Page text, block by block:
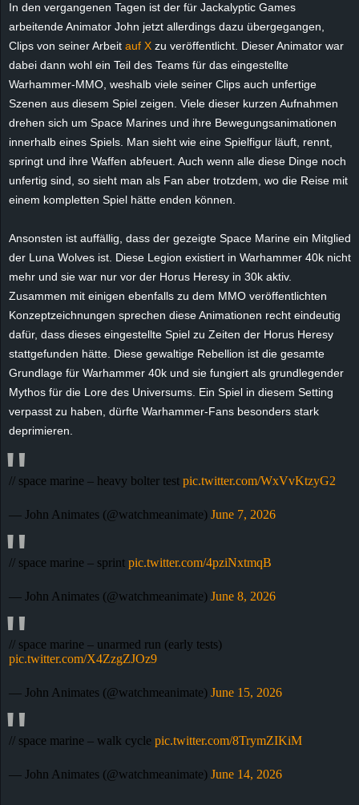
In den vergangenen Tagen ist der für Jackalyptic Games
arbeitende Animator John jetzt allerdings dazu übergegangen,
Clips von seiner Arbeit auf X zu veröffentlicht. Dieser Animator war
dabei dann wohl ein Teil des Teams für das eingestellte
Warhammer-MMO, weshalb viele seiner Clips auch unfertige
Szenen aus diesem Spiel zeigen. Viele dieser kurzen Aufnahmen
drehen sich um Space Marines und ihre Bewegungsanimationen
innerhalb eines Spiels. Man sieht wie eine Spielfigur läuft, rennt,
springt und ihre Waffen abfeuert. Auch wenn alle diese Dinge noch
unfertig sind, so sieht man als Fan aber trotzdem, wo die Reise mit
einem kompletten Spiel hätte enden können.
Ansonsten ist auffällig, dass der gezeigte Space Marine ein Mitglied
der Luna Wolves ist. Diese Legion existiert in Warhammer 40k nicht
mehr und sie war nur vor der Horus Heresy in 30k aktiv.
Zusammen mit einigen ebenfalls zu dem MMO veröffentlichten
Konzeptzeichnungen sprechen diese Animationen recht eindeutig
dafür, dass dieses eingestellte Spiel zu Zeiten der Horus Heresy
stattgefunden hätte. Diese gewaltige Rebellion ist die gesamte
Grundlage für Warhammer 40k und sie fungiert als grundlegender
Mythos für die Lore des Universums. Ein Spiel in diesem Setting
verpasst zu haben, dürfte Warhammer-Fans besonders stark
deprimieren.
// space marine – heavy bolter test pic.twitter.com/WxVvKtzyG2
— John Animates (@watchmeanimate) June 7, 2026
// space marine – sprint pic.twitter.com/4pziNxtmqB
— John Animates (@watchmeanimate) June 8, 2026
// space marine – unarmed run (early tests)
pic.twitter.com/X4ZzgZJOz9
— John Animates (@watchmeanimate) June 15, 2026
// space marine – walk cycle pic.twitter.com/8TrymZIKiM
— John Animates (@watchmeanimate) June 14, 2026